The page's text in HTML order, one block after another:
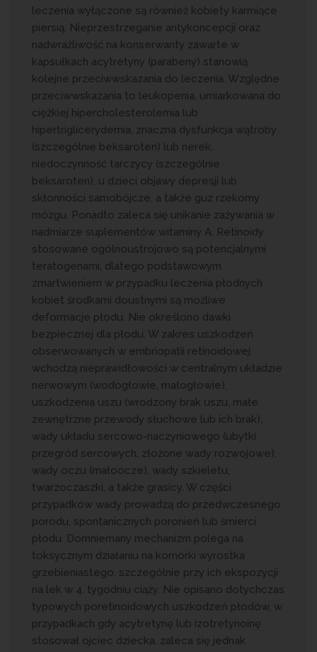
leczenia wyłączone są również kobiety karmiące
piersią. Nieprzestrzeganie antykoncepcji oraz
nadwrażliwość na konserwanty zawarte w
kapsułkach acytretyny (parabeny) stanowią
kolejne przeciwwskazania do leczenia. Względne
przeciwwskazania to leukopenia, umiarkowana do
ciężkiej hipercholesterolemia lub
hipertriglicerydemia, znaczna dysfunkcja wątroby
(szczególnie beksaroten) lub nerek,
niedoczynność tarczycy (szczególnie
beksaroten), u dzieci objawy depresji lub
skłonności samobójcze, a także guz rzekomy
mózgu. Ponadto zaleca się unikanie zażywania w
nadmiarze suplementów witaminy A. Retinoidy
stosowane ogólnoustrojowo są potencjalnymi
teratogenami, dlatego podstawowym
zmartwieniem w przypadku leczenia płodnych
kobiet środkami doustnymi są możliwe
deformacje płodu. Nie określono dawki
bezpiecznej dla płodu. W zakres uszkodzeń
obserwowanych w embriopatii retinoidowej
wchodzą nieprawidłowości w centralnym układzie
nerwowym (wodogłowie, małogłowie),
uszkodzenia uszu (wrodzony brak uszu, małe
zewnętrzne przewody słuchowe lub ich brak),
wady układu sercowo-naczyniowego (ubytki
przegród sercowych, złożone wady rozwojowe),
wady oczu (małoocze), wady szkieletu,
twarzoczaszki, a także grasicy. W części
przypadków wady prowadzą do przedwczesnego
porodu, spontanicznych poronień lub śmierci
płodu. Domniemany mechanizm polega na
toksycznym działaniu na komórki wyrostka
grzebieniastego, szczególnie przy ich ekspozycji
na lek w 4. tygodniu ciąży. Nie opisano dotychczas
typowych poretinoidowych uszkodzeń płodów, w
przypadkach gdy acytretynę lub izotretynoinę
stosował ojciec dziecka, zaleca się jednak